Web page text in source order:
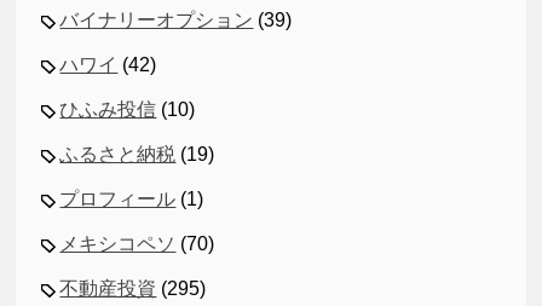
バイナリーオプション (39)
ハワイ (42)
ひふみ投信 (10)
ふるさと納税 (19)
プロフィール (1)
メキシコペソ (70)
不動産投資 (295)